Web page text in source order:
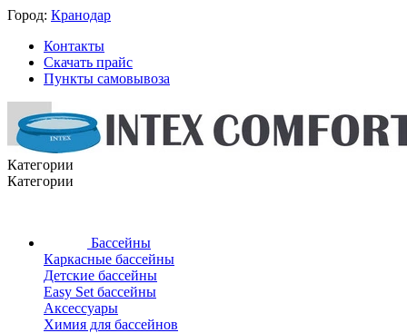
Город: Кранодар
Контакты
Скачать прайс
Пункты самовывоза
Категории
Категории
Бассейны
Каркасные бассейны
Детские бассейны
Easy Set бассейны
Аксессуары
Химия для бассейнов